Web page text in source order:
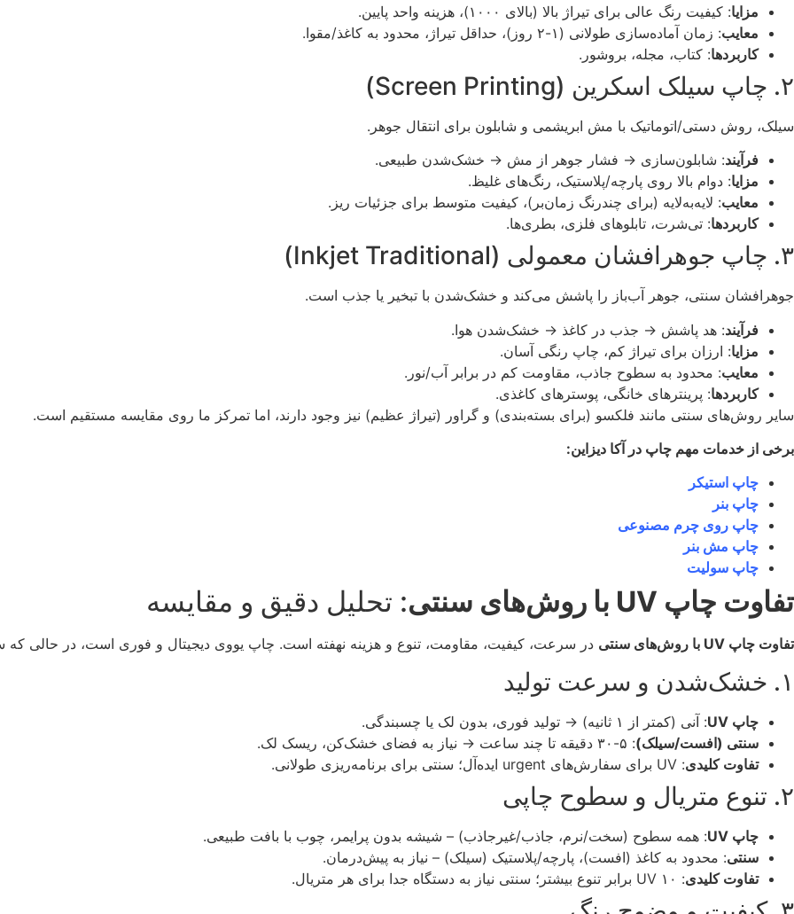
مزایا: کیفیت رنگ عالی برای تیراژ بالا (بالای ۱۰۰۰)، هزینه واحد پایین.
معایب: زمان آماده‌سازی طولانی (۱-۲ روز)، حداقل تیراژ، محدود به کاغذ/مقوا.
کاربردها: کتاب، مجله، بروشور.
۲. چاپ سیلک اسکرین (Screen Printing)
سیلک، روش دستی/اتوماتیک با مش ابریشمی و شابلون برای انتقال جوهر.
فرآیند: شابلون‌سازی → فشار جوهر از مش → خشک‌شدن طبیعی.
مزایا: دوام بالا روی پارچه/پلاستیک، رنگ‌های غلیظ.
معایب: لایه‌به‌لایه (برای چندرنگ زمان‌بر)، کیفیت متوسط برای جزئیات ریز.
کاربردها: تی‌شرت، تابلوهای فلزی، بطری‌ها.
۳. چاپ جوهرافشان معمولی (Inkjet Traditional)
جوهرافشان سنتی، جوهر آب‌باز را پاشش می‌کند و خشک‌شدن با تبخیر یا جذب است.
فرآیند: هد پاشش → جذب در کاغذ → خشک‌شدن هوا.
مزایا: ارزان برای تیراژ کم، چاپ رنگی آسان.
معایب: محدود به سطوح جاذب، مقاومت کم در برابر آب/نور.
کاربردها: پرینترهای خانگی، پوسترهای کاغذی.
سایر روش‌های سنتی مانند فلکسو (برای بسته‌بندی) و گراور (تیراژ عظیم) نیز وجود دارند، اما تمرکز ما روی مقایسه مستقیم است.
برخی از خدمات مهم چاپ در آکا دیزاین:
چاپ استیکر
چاپ بنر
چاپ روی چرم مصنوعی
چاپ مش بنر
چاپ سولیت
تفاوت چاپ UV با روش‌های سنتی : تحلیل دقیق و مقایسه
تفاوت چاپ UV با روش‌های سنتی در سرعت، کیفیت، مقاومت، تنوع و هزینه نهفته است. چاپ یووی دیجیتال و فوری است، در حالی که
۱. خشک‌شدن و سرعت تولید
چاپ UV
: آنی (کمتر از ۱ ثانیه) → تولید فوری، بدون لک یا چسبندگی.
سنتی (افست/سیلک): ۵-۳۰ دقیقه تا چند ساعت → نیاز به فضای خشک‌کن، ریسک لک.
تفاوت کلیدی: UV برای سفارش‌های urgent ایده‌آل؛ سنتی برای برنامه‌ریزی طولانی.
۲. تنوع متریال و سطوح چاپی
چاپ UV
: همه سطوح (سخت/نرم، جاذب/غیرجاذب) – شیشه بدون پرایمر، چوب با بافت طبیعی.
سنتی: محدود به کاغذ (افست)، پارچه/پلاستیک (سیلک) – نیاز به پیش‌درمان.
تفاوت کلیدی: UV ۱۰ برابر تنوع بیشتر؛ سنتی نیاز به دستگاه جدا برای هر متریال.